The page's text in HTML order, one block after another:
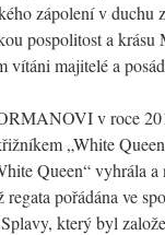
zápolení v duchu
pospolitost a krásu
vítáni majitelé a
v roce
„White
Queen“ vyhrála a
pořádána ve
který byl